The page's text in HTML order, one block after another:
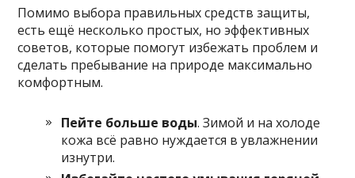
Помимо выбора правильных средств защиты,
есть ещё несколько простых, но эффективных
советов, которые помогут избежать проблем и
сделать пребывание на природе максимально
комфортным.
Пейте больше воды. Зимой и на холоде
кожа всё равно нуждается в увлажнении
изнутри.